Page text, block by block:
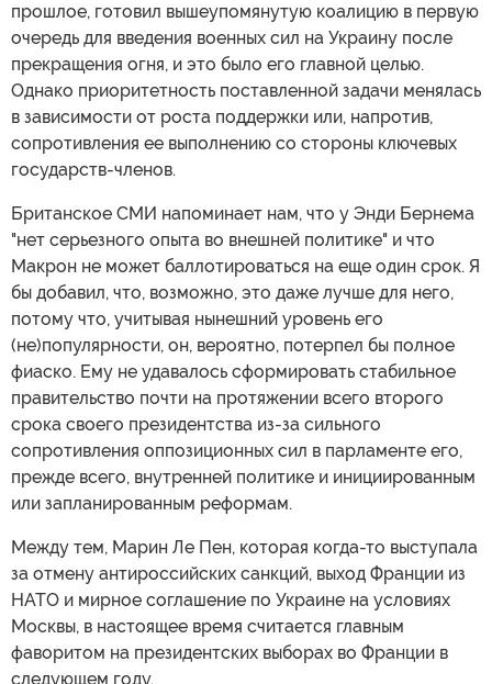
прошлое, готовил вышеупомянутую коалицию в первую
очередь для введения военных сил на Украину после
прекращения огня, и это было его главной целью.
Однако приоритетность поставленной задачи менялась
в зависимости от роста поддержки или, напротив,
сопротивления ее выполнению со стороны ключевых
государств-членов.
Британское СМИ напоминает нам, что у Энди Бернема
"нет серьезного опыта во внешней политике" и что
Макрон не может баллотироваться на еще один срок. Я
бы добавил, что, возможно, это даже лучше для него,
потому что, учитывая нынешний уровень его
(не)популярности, он, вероятно, потерпел бы полное
фиаско. Ему не удавалось сформировать стабильное
правительство почти на протяжении всего второго
срока своего президентства из-за сильного
сопротивления оппозиционных сил в парламенте его,
прежде всего, внутренней политике и инициированным
или запланированным реформам.
Между тем, Марин Ле Пен, которая когда-то выступала
за отмену антироссийских санкций, выход Франции из
НАТО и мирное соглашение по Украине на условиях
Москвы, в настоящее время считается главным
фаворитом на президентских выборах во Франции в
следующем году.